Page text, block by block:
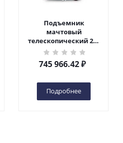
Подъемник
мачтовый
телескопический 200
кг 10 м TOR GTWY10-
200S DC 2-мачтовый
(автономный) (N) в
745 966.42₽
Подробнее